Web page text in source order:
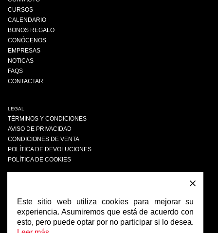
CURSOS
CALENDARIO
BONOS REGALO
CONÓCENOS
EMPRESAS
NOTICAS
FAQS
CONTACTAR
LEGAL
TÉRMINOS Y CONDICIONES
AVISO DE PRIVACIDAD
CONDICIONES DE VENTA
POLÍTICA DE DEVOLUCIONES
POLÍTICA DE COOKIES
FACEBOOK
INSTAGRAM
Este sitio web utiliza cookies para mejorar su
experiencia. Asumiremos que está de acuerdo con
esto, pero puede optar por no participar si lo desea.